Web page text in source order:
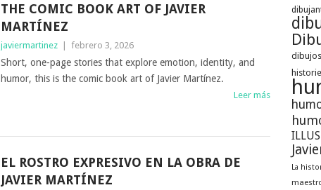
THE COMIC BOOK ART OF JAVIER
MARTÍNEZ
javiermartinez | febrero 3, 2026
Short, one-page stories that explore emotion, identity, and
humor, this is the comic book art of Javier Martínez.
Leer más
EL ROSTRO EXPRESIVO EN LA OBRA DE
JAVIER MARTÍNEZ
La